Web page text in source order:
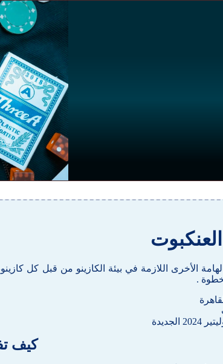
الأخرى اللازمة في بيئة الكازينو من قبل كل
.
كيف